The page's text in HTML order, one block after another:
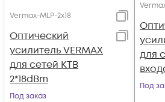
Vermax-MLP-2x18
Оптический
усилитель VERMAX
для сетей КТВ
2*18dBm
Под заказ
для
Под